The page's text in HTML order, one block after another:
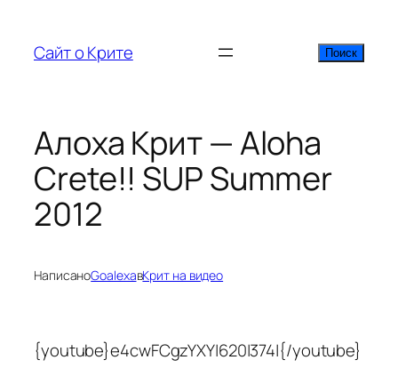
содержимому
Сайт о Крите Поиск
Поиск
Алоха Крит — Aloha
Crete!! SUP Summer
2012
НаписаноGoalexaвКрит на видео
{youtube}e4cwFCgzYXY|620|374|{/youtube}